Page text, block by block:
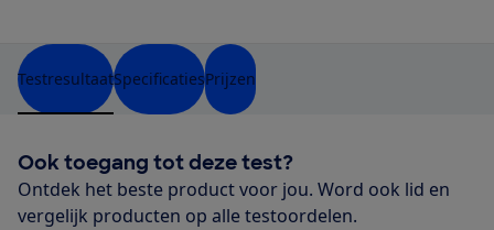
TestresultaatSpecificatiesPrijzen
Ook toegang tot deze test?
Ontdek het beste product voor jou. Word ook lid en
vergelijk producten op alle testoordelen.